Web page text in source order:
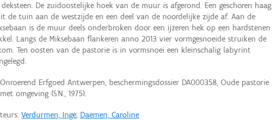
De zuidoostelijke hoek van de muur is afgerond. Een geschoren haag
de tuin aan de westzijde en een deel van de noordelijke zijde af. Aan de
is de muur deels onderbroken door een ijzeren hek op een hardstenen
Langs de Miksebaan flankeren anno 2013 vier vormgesnoeide struiken de
Ten oosten van de pastorie is in vormsnoei een kleinschalig labyrint
Onroerend Erfgoed Antwerpen, beschermingsdossier DA000358, Oude pastorie
met omgeving (S.N., 1975).
Verdurmen, Inge; Daemen, Caroline